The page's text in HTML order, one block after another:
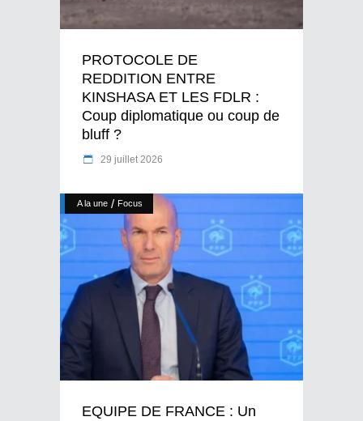
PROTOCOLE DE
REDDITION ENTRE
KINSHASA ET LES FDLR :
Coup diplomatique ou coup de
bluff ?
29 juillet 2026
A la une / Focus
EQUIPE DE FRANCE : Un